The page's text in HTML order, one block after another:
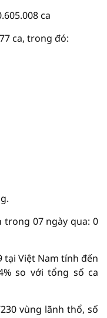
ca
ca, trong đó:
07 ngày qua: 0
tại Việt Nam tính đến
so với tổng số ca
vùng lãnh thổ, số